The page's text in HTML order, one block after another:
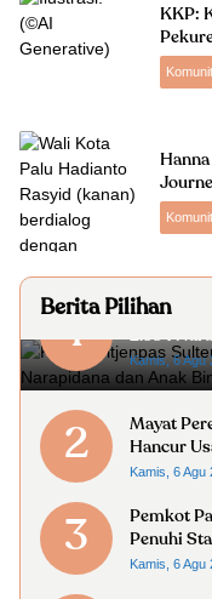
KKP:
Berita Pilihan
1
Kanwil
2.534
Kamis, 6 Agu
2
Mayat
Hancur
Kamis, 6 Agu
3
Pemkot
Penuhi
Kamis, 6 Agu